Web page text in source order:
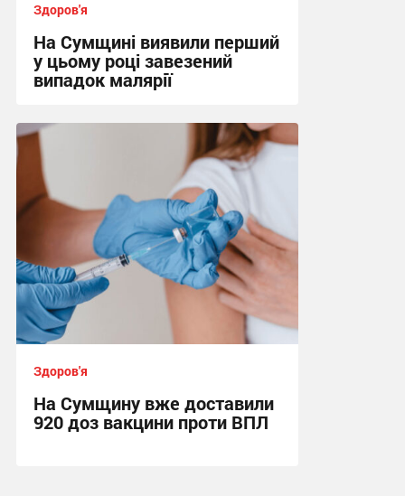
Здоров'я
На Сумщині виявили перший
у цьому році завезений
випадок малярії
16:10, 6.08.2026
Здоров'я
На Сумщину вже доставили
920 доз вакцини проти ВПЛ